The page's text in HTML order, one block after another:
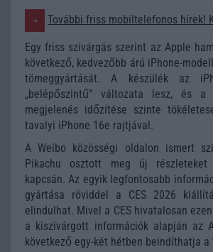
További friss mobiltelefonos hírek!
Egy friss szivárgás szerint az Apple
következő, kedvezőbb árú iPhone-
tömeggyártását. A készülék az
„belépőszintű” változata lesz, és
megjelenés időzítése szinte
tavalyi iPhone 16e rajtjával.
A Weibo közösségi oldalon ismert
Pikachu osztott meg új
kapcsán. Az egyik legfontosabb
gyártása röviddel a CES 2026
elindulhat. Mivel a CES hivatalosan
a kiszivárgott információk alapján az
következő egy-két hétben beindíthatja